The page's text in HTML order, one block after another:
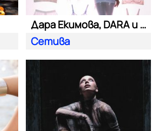
Дара Екимова, DARA и Eva Lea
Сетива